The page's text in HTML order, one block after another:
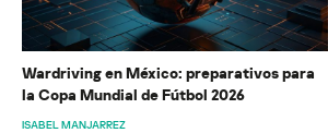
Wardriving en México: preparativos para
la Copa Mundial de Fútbol 2026
ISABEL MANJARREZ